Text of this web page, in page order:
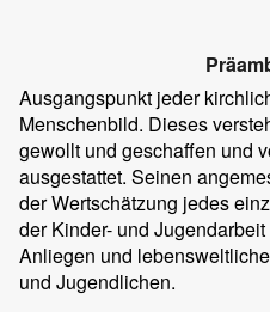
Ausgangspunkt jeder
Menschenbild. Dieses
gewollt und geschaffen und
ausgestattet. Seinen
der Wertschätzung jedes
der Kinder- und
Anliegen und
und Jugendlichen.